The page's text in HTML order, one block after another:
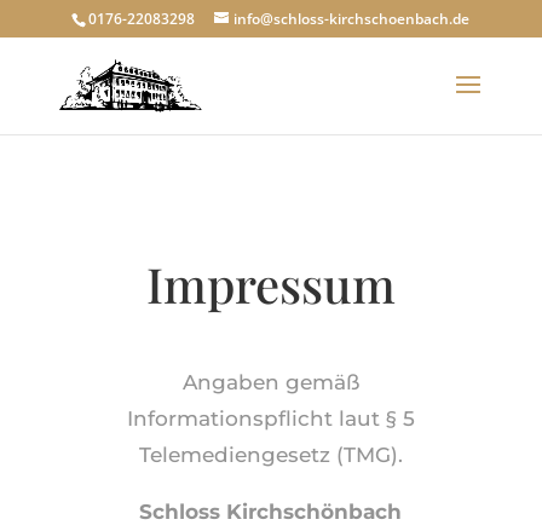
0176-22083298 info@schloss-kirchschoenbach.de
Impressum
Angaben gemäß
Informationspflicht laut § 5
Telemediengesetz (TMG).
Schloss Kirchschönbach